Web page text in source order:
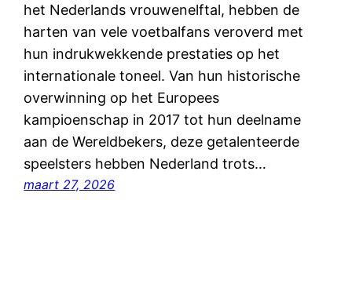
het Nederlands vrouwenelftal, hebben de
harten van vele voetbalfans veroverd met
hun indrukwekkende prestaties op het
internationale toneel. Van hun historische
overwinning op het Europees
kampioenschap in 2017 tot hun deelname
aan de Wereldbekers, deze getalenteerde
speelsters hebben Nederland trots…
maart 27, 2026